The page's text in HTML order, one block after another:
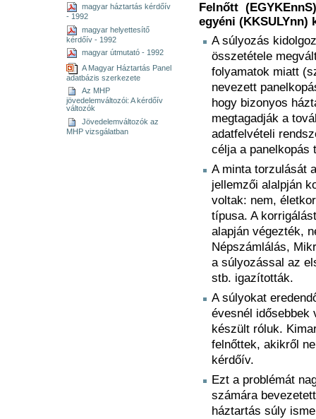
magyar háztartás kérdőív
- 1992
magyar helyettesítő
kérdőív - 1992
magyar útmutató - 1992
A Magyar Háztartás Panel
adatbázis szerkezete
Az MHP
jövedelemváltozói: A kérdőív
változók
Jövedelemváltozók az
MHP vizsgálatban
Felnőtt
egyéni (KKSULYnn)
A súlyozás
összetétele
folyamatok miatt
nevezett
hogy bizonyos
megtagadják a
adatfelvételi
célja a panelkopás
A minta torzulását
jellemzői alalpján
voltak: nem,
típusa. A
alapján végezték,
Népszámlálás,
a súlyozással az
stb. igazították.
A súlyokat
évesnél idősebbek
készült róluk.
felnőttek, akikről
kérdőív.
Ezt a problémát
számára
háztartás súly